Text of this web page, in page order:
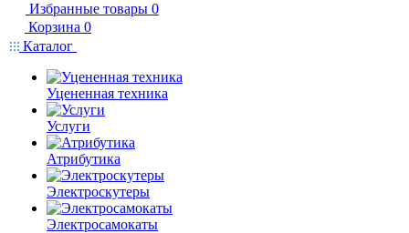
Избранные товары 0
Корзина 0
Каталог
Уцененная техника
Услуги
Атрибутика
Электроскутеры
Электросамокаты